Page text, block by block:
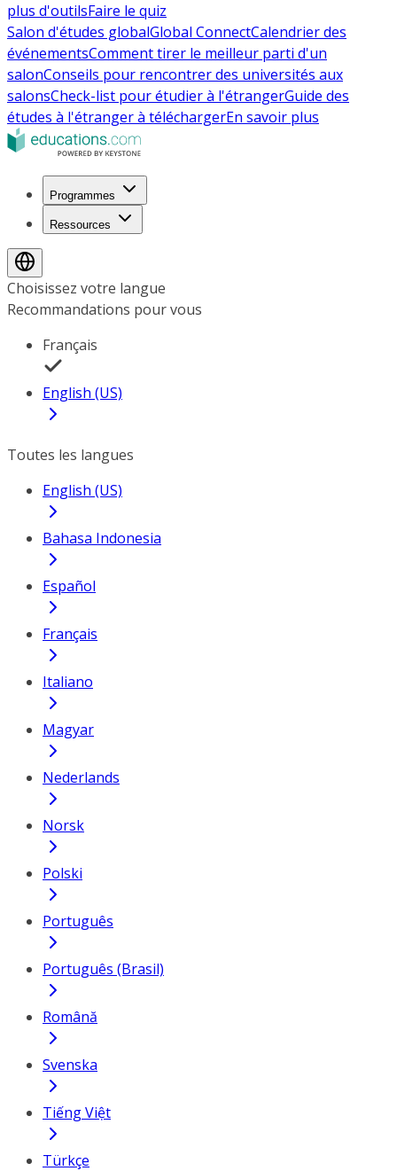
plus d'outilsFaire le quiz
Salon d'études globalGlobal ConnectCalendrier des
événementsComment tirer le meilleur parti d'un
salonConseils pour rencontrer des universités aux
salonsCheck-list pour étudier à l'étrangerGuide des
études à l'étranger à téléchargerEn savoir plus
Programmes
Ressources
Choisissez votre langue
Recommandations pour vous
Français
English (US)
Toutes les langues
English (US)
Bahasa Indonesia
Español
Français
Italiano
Magyar
Nederlands
Norsk
Polski
Português
Português (Brasil)
Română
Svenska
Tiếng Việt
Türkçe